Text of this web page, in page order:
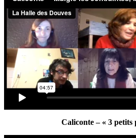
Caliconte – « 3 petits